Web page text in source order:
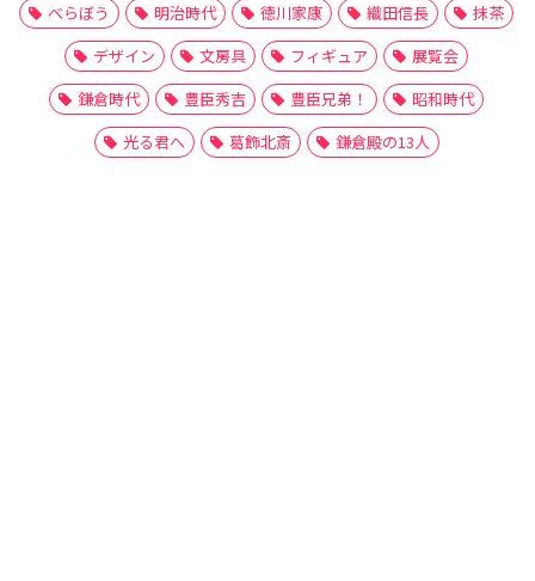
べらぼう
明治時代 徳川家康 織田信長
抹茶
デザイン
文房具 フィギュア
展覧会
鎌倉時代
豊臣秀吉 豊臣兄弟！
昭和時代
光る君へ
葛飾北斎 鎌倉殿の13人